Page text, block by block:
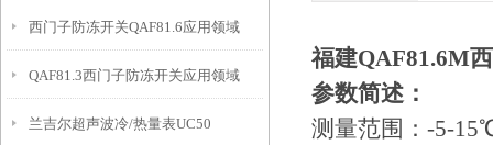
西门子防冻开关QAF81.6应用领域
QAF81.3西门子防冻开关应用领域
兰吉尔超声波冷/热量表UC50
福建QAF81.6M
参数简述：
测量范围：-5-